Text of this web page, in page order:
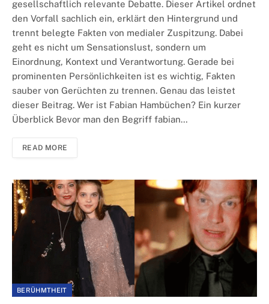
gesellschaftlich relevante Debatte. Dieser Artikel ordnet
den Vorfall sachlich ein, erklärt den Hintergrund und
trennt belegte Fakten von medialer Zuspitzung. Dabei
geht es nicht um Sensationslust, sondern um
Einordnung, Kontext und Verantwortung. Gerade bei
prominenten Persönlichkeiten ist es wichtig, Fakten
sauber von Gerüchten zu trennen. Genau das leistet
dieser Beitrag. Wer ist Fabian Hambüchen? Ein kurzer
Überblick Bevor man den Begriff fabian…
READ MORE
BERÜHMTHEIT